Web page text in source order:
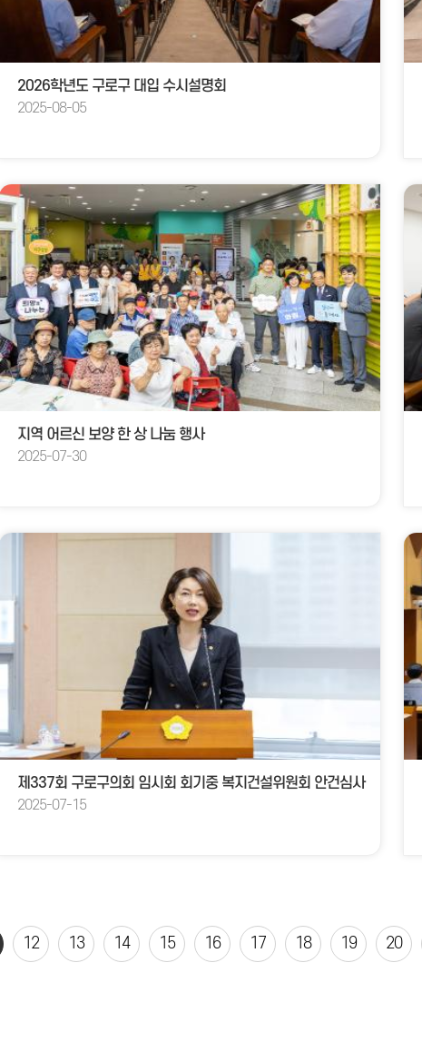
2026학년도 구로구 대입 수시설명회
2025-08-05
지역 어르신 보양 한 상 나눔 행사
2025-07-30
제337회 구로구의회 임시회 회기중 복지건설위원회 안건심사
2025-07-15
12 13 14 15 16 17 18 19 20